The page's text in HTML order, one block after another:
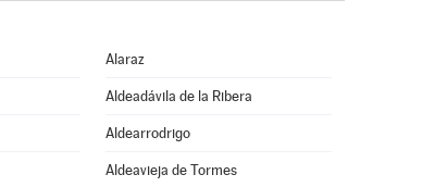
Alaraz
Aldeadávila de la Ribera
Aldearrodrigo
Aldeavieja de Tormes